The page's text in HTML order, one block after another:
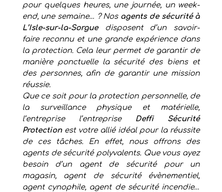
pour quelques heures, une journée, un week-
end, une semaine… ? Nos agents de sécurité à
L’Isle-sur-la-Sorguedisposent d’un savoir-
faire reconnu et une grande expérience dans
la protection. Cela leur permet de garantir de
manière ponctuelle la sécurité des biens et
des personnes, afin de garantir une mission
réussie.
Que ce soit pour la protection personnelle, de
la surveillance physique et matérielle,
l’entreprise l’entreprise Deffi Sécurité
Protectionest votre allié idéal pour la réussite
de ces tâches. En effet, nous offrons des
agents de sécurité polyvalents. Que vous ayez
besoin d’un agent de sécurité pour un
magasin, agent de sécurité évènementiel,
agent cynophile, agent de sécurité incendie…